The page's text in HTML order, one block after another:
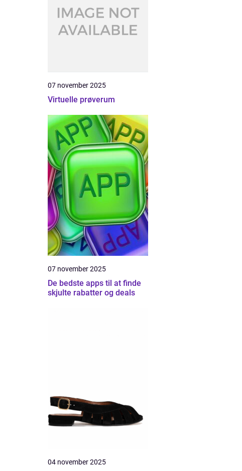
07 november 2025
Virtuelle prøverum
07 november 2025
De bedste apps til at finde
skjulte rabatter og deals
04 november 2025